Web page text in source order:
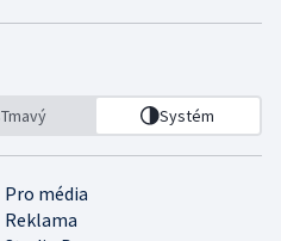
Tmavý Systém
Pro média
Reklama